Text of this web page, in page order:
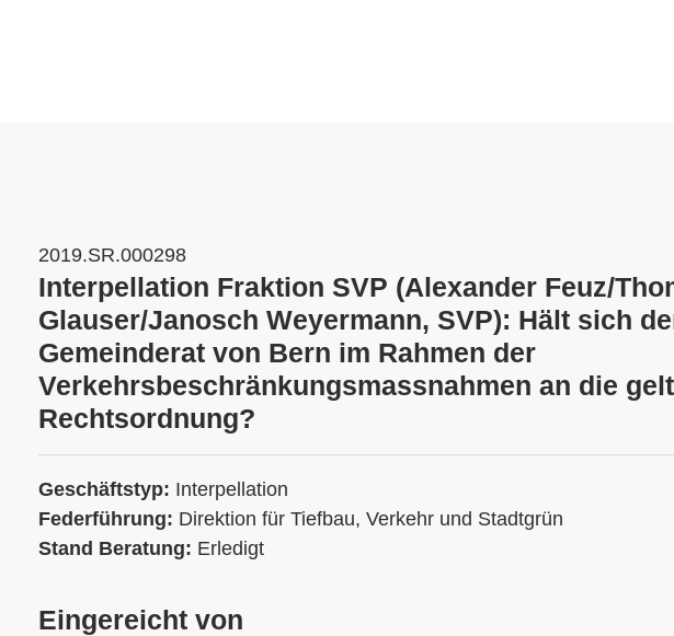
2019.SR.000298
Interpellation Fraktion SVP (Alexander Feuz/
Glauser/Janosch Weyermann, SVP): Hält sich
Gemeinderat von Bern im Rahmen der
Verkehrsbeschränkungsmassnahmen an die
Rechtsordnung?
Geschäftstyp: Interpellation
Federführung: Direktion für Tiefbau, Verkehr und Stadtgrün
Stand Beratung: Erledigt
Eingereicht von